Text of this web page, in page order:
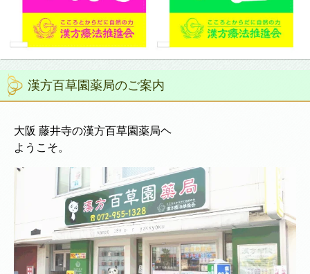
漢方百草園薬局のご案内
大阪 藤井寺の漢方百草園薬局ヘ
ようこそ。